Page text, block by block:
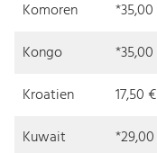
Komoren
Kongo
Kroatien
17,50 €
Kuwait